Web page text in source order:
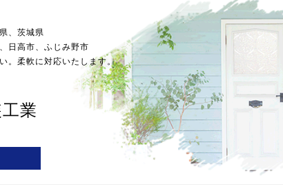
、茨城県
日高市、ふじみ野市
。柔軟に対応いたします。
業